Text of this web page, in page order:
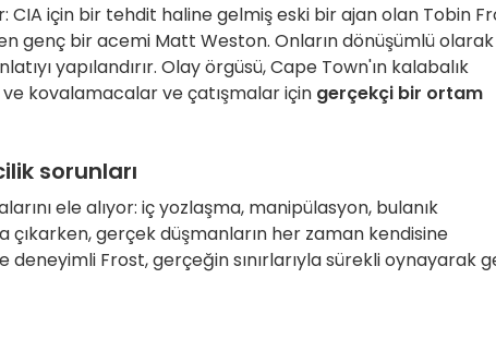
CIA için bir tehdit haline gelmiş eski bir ajan olan Tobin
genç bir acemi Matt Weston. Onların dönüşümlü olarak
yapılandırır. Olay örgüsü, Cape Town'ın kalabalık
kovalamacalar ve çatışmalar için gerçekçi bir ortam
sorunları
ele alıyor: iç yozlaşma, manipülasyon, bulanık
gerçek düşmanların her zaman kendisine
deneyimli Frost, gerçeğin sınırlarıyla sürekli oynayarak